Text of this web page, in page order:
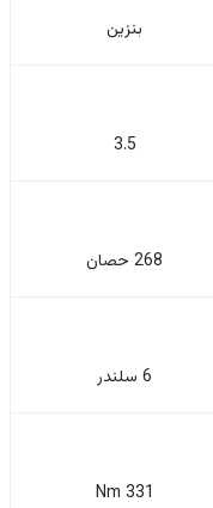
بنزين
3.5
268 حصان
6 سلندر
331 Nm